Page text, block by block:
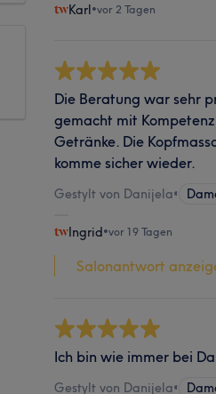
Karl•vor 2 Tagen
Die Beratung war sehr
gemacht mit
Getränke. Die
komme sicher wieder.
Gestylt von Danijela•
Ingrid•vor 19 Tagen
Salonantwort
Ich bin wie immer bei
Gestylt von Danijela•